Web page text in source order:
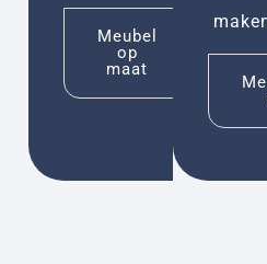
Meubel
op
maat